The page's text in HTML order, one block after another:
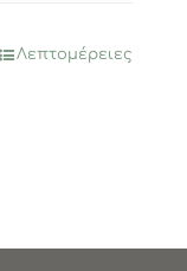
Λεπτομέρειες